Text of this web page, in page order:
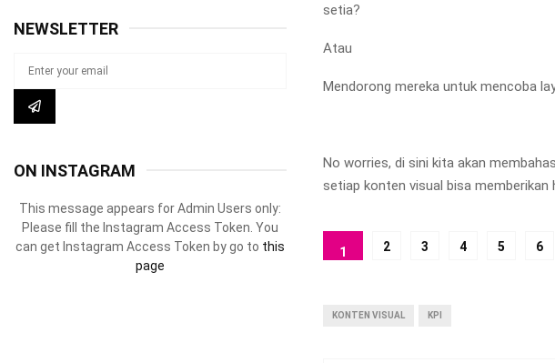
setia?
Atau
Mendorong mereka untuk mencoba
No worries, di sini kita akan
setiap konten visual bisa memberikan
1 2 3 4 5 6
KONTEN VISUAL KPI
NEWSLETTER
ON INSTAGRAM
This message appears for Admin Users only:
Please fill the Instagram Access Token. You
can get Instagram Access Token by go to this
page